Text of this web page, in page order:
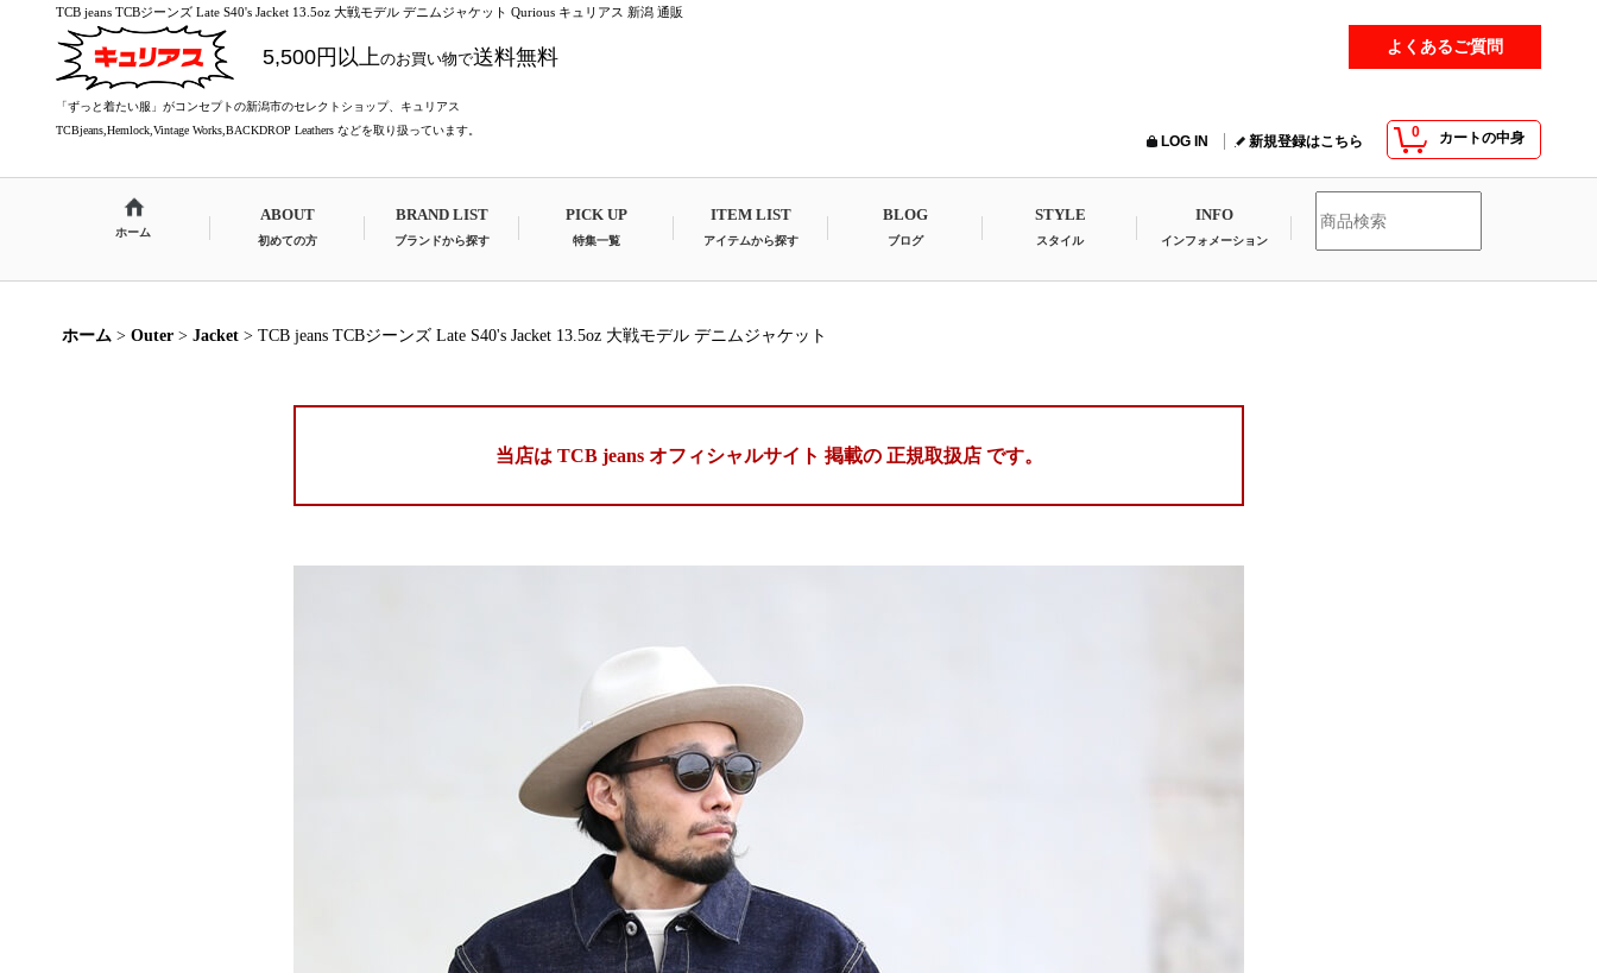
TCB jeans TCBジーンズ Late S40's Jacket 13.5oz 大戦モデル デニムジャケット Qurious キュリアス 新潟 通販
5,500円以上のお買い物で送料無料
「ずっと着たい服」がコンセプトの新潟市のセレクトショップ、キュリアス
TCBjeans,Hemlock,Vintage Works,BACKDROP Leathers などを取り扱っています。
よくあるご質問
0 カートの中身
LOG IN 新規登録はこちら
ホーム
ABOUT
初めての方
BRAND LIST
ブランドから探す
PICK UP
特集一覧
ITEM LIST
アイテムから探す
BLOG
ブログ
STYLE
スタイル
INFO
インフォメーション
ホーム > Outer > Jacket > TCB jeans TCBジーンズ Late S40's Jacket 13.5oz 大戦モデル デニムジャケット
当店は TCB jeans オフィシャルサイト 掲載の 正規取扱店 です。